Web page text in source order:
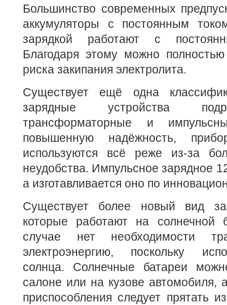
Большинство современных
аккумуляторы с постоянным
зарядкой работают с
Благодаря этому можно
риска закипания электролита.
Существует ещё одна
зарядные устройства
трансформаторные и
повышенную надёжность,
используются всё реже из-за
неудобства. Импульсное зарядное
а изготавливается оно по
Существует более новый вид
которые работают на солнечной
случае нет необходимости
электроэнергию, поскольку
солнца. Солнечные батареи
салоне или на кузове автомобиля,
приспособления следует прятать